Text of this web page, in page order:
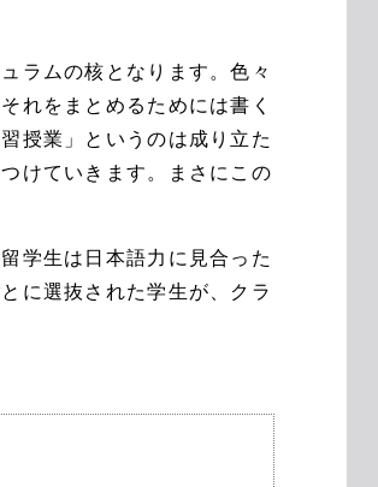
ラムの核となります。色々
れをまとめるためには書く
授業」というのは成り立た
けていきます。まさにこの
学生は日本語力に見合った
に選抜された学生が、クラ